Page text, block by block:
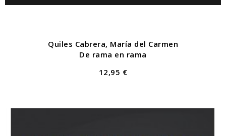
Quiles Cabrera, María del Carmen
De rama en rama
12,95 €